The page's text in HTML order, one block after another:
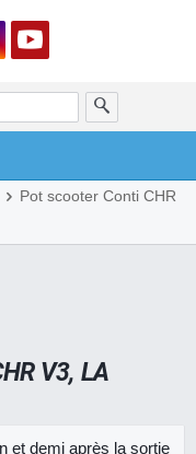
Pot scooter Conti CHR
V3, LA
et demi après la sortie